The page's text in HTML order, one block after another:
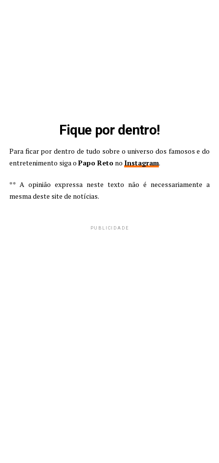
Fique por dentro!
Para ficar por dentro de tudo sobre o universo dos famosos e do
entretenimento siga o Papo Retono Instagram.
** A opinião expressa neste texto não é necessariamente a
mesma deste site de notícias.
PUBLICIDADE